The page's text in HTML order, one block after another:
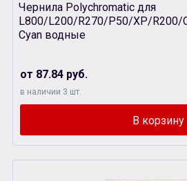
Чернила Polychromatic для
L800/L200/R270/P50/XР/R200/
Cyan водные
от 87.84 руб.
в наличии 3 шт.